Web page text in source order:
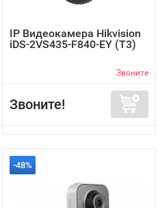
IP Видеокамера Hikvision
iDS-2VS435-F840-EY (T3)
Звоните
Звоните!
-48%